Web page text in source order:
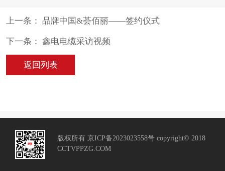
上一条： 品牌中国&荟佰丽——签约仪式
下一条： 鑫电电缆采访视频
返回列表
版权所有 京ICP备2023023558号 copyright© 2018
CCTVPPZG.COM